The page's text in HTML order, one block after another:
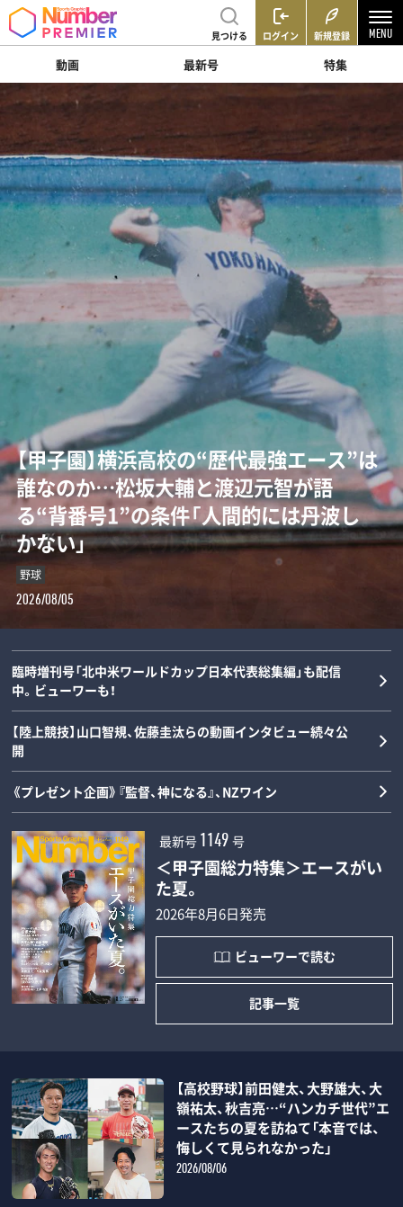
見つける ログイン 新規登録
動画 最新号 特集
「女の子が男装して校内へ!?」荒木大輔と
斎藤佑樹が語る甲子園フィーバーと“あ
の夏の匂い”「早実は横浜と同じタイプで
した」《スペシャル対談》
野球
2026/08/06
【甲子園】横浜高校の“歴代最強エース”は
誰なのか…松坂大輔と渡辺元智が語
る“背番号1”の条件「人間的には丹波し
かない」
野球
2026/08/05
「Qちゃん、マジで何してんの！」高橋尚子
の愛称を生んだ“裸にアルミホイル”と小
出義雄が書いた鬼メニュー「今日は日本
記録が練習…」《浜田雅功の対談連載》
陸上
2026/08/05
“持たざる者”と“持てる者”が直線でつ
ながる…カーボベルデとメッシの守備が
思い出せてくれた「サッカーの根っこ」と
は？《W杯コラム》
サッカー
2026/08/04
臨時増刊号「北中米ワールドカップ日本代表総集編」も配信
中。ビューワーも！
【陸上競技】山口智規、佐藤圭汰らの動画インタビュー続々公
開
《プレゼント企画》『監督、神になる』、NZワイン
最新号 1149 号
＜甲子園総力特集＞エースがい
た夏。
2026年8月6日発売
ビューワーで読む
記事一覧
【高校野球】前田健太、大野雄大、大
嶺祐太、秋吉亮…“ハンカチ世代”エ
ースたちの夏を訪ねて「本音では、
悔しくて見られなかった」
2026/08/06